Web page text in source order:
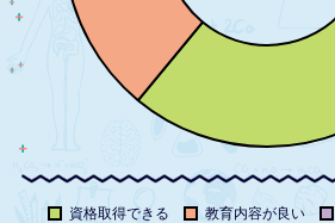
資格取得できる 教育内容が良い